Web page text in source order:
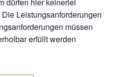
Leistungsanforderungen
müssen
erfüllt werden